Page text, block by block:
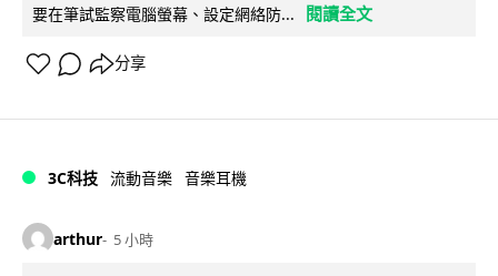
要在筆試監察電腦螢幕、設定網絡防...
閱讀全文
分享
3C科技 流動音樂 音樂耳機
arthur 5 小時